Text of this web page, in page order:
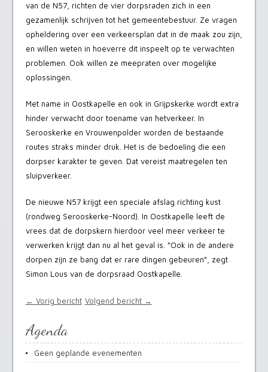
van de N57, richten de vier dorpsraden zich in een
gezamenlijk schrijven tot het gemeentebestuur. Ze vragen
opheldering over een verkeersplan dat in de maak zou zijn,
en willen weten in hoeverre dit inspeelt op te verwachten
problemen. Ook willen ze meepraten over mogelijke
oplossingen.
Met name in Oostkapelle en ook in Grijpskerke wordt extra
hinder verwacht door toename van hetverkeer. In
Serooskerke en Vrouwenpolder worden de bestaande
routes straks minder druk. Het is de bedoeling die een
dorpser karakter te geven. Dat vereist maatregelen ten
sluipverkeer.
De nieuwe N57 krijgt een speciale afslag richting kust
(rondweg Serooskerke-Noord). In Oostkapelle leeft de
vrees dat de dorpskern hierdoor veel meer verkeer te
verwerken krijgt dan nu al het geval is. “Ook in de andere
dorpen zijn ze bang dat er rare dingen gebeuren”, zegt
Simon Lous van de dorpsraad Oostkapelle.
← Vorig bericht Volgend bericht →
Agenda
Geen geplande evenementen